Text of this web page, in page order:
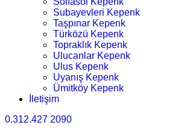
Subayevleri Kepenk
Taşpınar Kepenk
Türközü Kepenk
Topraklık Kepenk
Ulucanlar Kepenk
Ulus Kepenk
Uyanış Kepenk
Ümitköy Kepenk
İletişim
0.312.427 2090